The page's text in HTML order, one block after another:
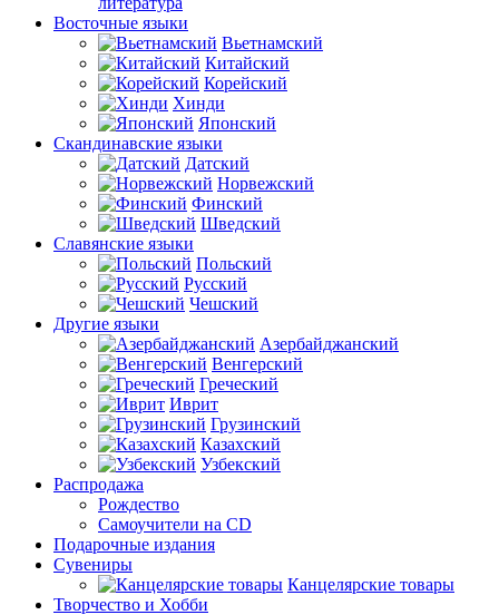
Восточные языки
Вьетнамский
Китайский
Корейский
Хинди
Японский
Скандинавские языки
Датский
Норвежский
Финский
Шведский
Славянские языки
Польский
Русский
Чешский
Другие языки
Азербайджанский
Венгерский
Греческий
Иврит
Грузинский
Казахский
Узбекский
Распродажа
Рождество
Самоучители на CD
Подарочные издания
Сувениры
Канцелярские товары
Творчество и Хобби